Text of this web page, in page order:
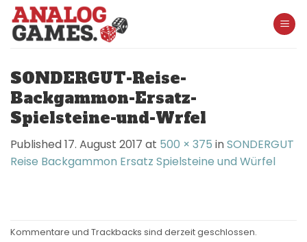
Skip
content
SONDERGUT-Reise-
Backgammon-Ersatz-
Spielsteine-und-Wrfel
Published17. August 2017 at 500 × 375 inSONDERGUT
Reise Backgammon Ersatz Spielsteine und Würfel
Kommentare und Trackbacks sind derzeit geschlossen.